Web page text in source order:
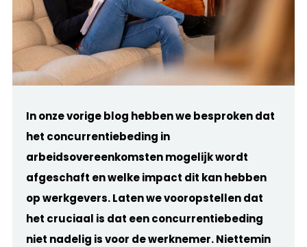
In onze vorige blog hebben we besproken dat
het concurrentiebeding in
arbeidsovereenkomsten mogelijk wordt
afgeschaft en welke impact dit kan hebben
op werkgevers. Laten we vooropstellen dat
het cruciaal is dat een concurrentiebeding
niet nadelig is voor de werknemer. Niettemin